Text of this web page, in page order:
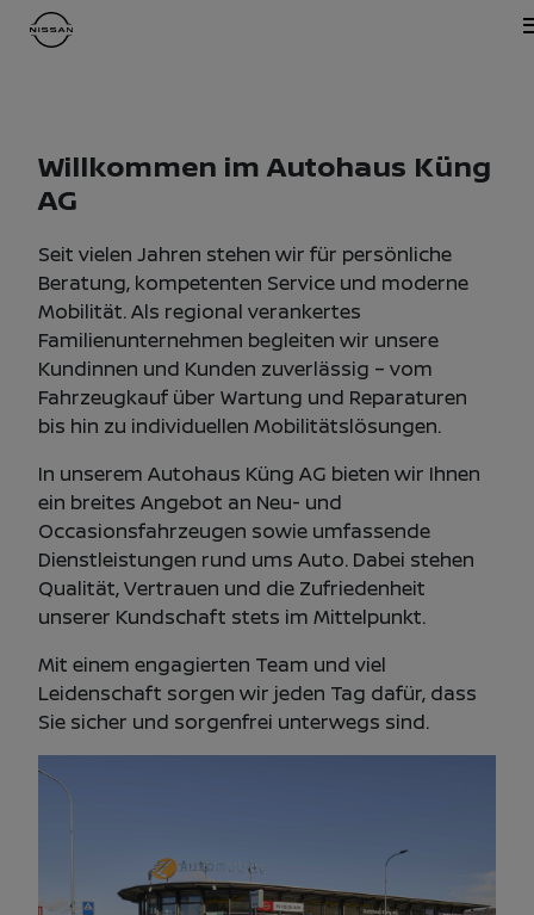
Willkommen im Autohaus Küng
AG
Seit vielen Jahren stehen wir für persönliche
Beratung, kompetenten Service und moderne
Mobilität. Als regional verankertes
Familienunternehmen begleiten wir unsere
Kundinnen und Kunden zuverlässig – vom
Fahrzeugkauf über Wartung und Reparaturen
bis hin zu individuellen Mobilitätslösungen.
In unserem Autohaus Küng AG bieten wir Ihnen
ein breites Angebot an Neu- und
Occasionsfahrzeugen sowie umfassende
Dienstleistungen rund ums Auto. Dabei stehen
Qualität, Vertrauen und die Zufriedenheit
unserer Kundschaft stets im Mittelpunkt.
Mit einem engagierten Team und viel
Leidenschaft sorgen wir jeden Tag dafür, dass
Sie sicher und sorgenfrei unterwegs sind.